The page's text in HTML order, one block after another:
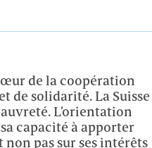
de la coopération
de solidarité. La Suisse
L’orientation
capacité à apporter
pas sur ses intérêts